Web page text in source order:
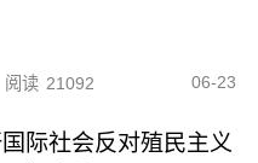
阅读 21092 06-23
际社会反对殖民主义